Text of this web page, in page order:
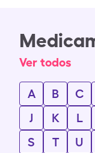
Ver todos
A B C
J
K L
S
T U